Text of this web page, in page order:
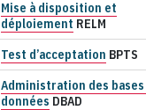
Mise à disposition et
déploiement RELM
Test d’acceptation BPTS
Administration des bases
données DBAD